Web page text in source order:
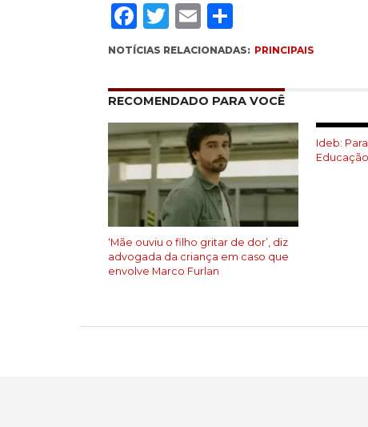
Facebook
Twitter
Email
NOTÍCIAS RELACIONADAS: PRINCIPAIS
RECOMENDADO PARA VOCÊ
‘Mãe ouviu o filho gritar de dor’, diz
advogada da criança em caso que
envolve Marco Furlan
Ideb: